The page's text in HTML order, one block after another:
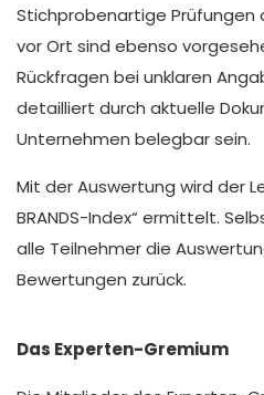
Stichprobenartige
vor Ort sind ebenso
Rückfragen bei unklaren
detailliert durch aktuelle
Unternehmen belegbar sein.
Mit der Auswertung wird der
BRANDS-Index“ ermittelt.
alle Teilnehmer die
Bewertungen zurück.
Das Experten-Gremium